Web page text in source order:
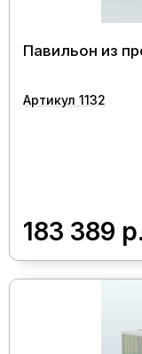
Павильон из
Артикул 1132
183 389 р.